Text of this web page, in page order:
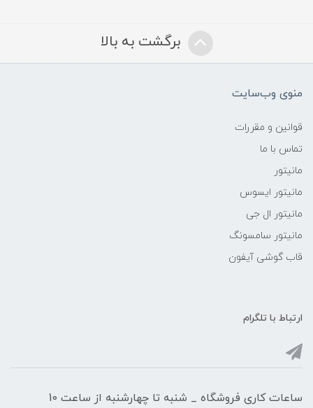
برگشت به بالا
منوی وب‌سایت
قوانین و مقررات
تماس با ما
مانیتور
مانیتور ایسوس
مانیتور ال جی
مانیتور سامسونگ
قاب گوشی آیفون
ارتباط با تلگرام
ساعات کاری فروشگاه _ شنبه تا چهارشنبه از ساعت 10